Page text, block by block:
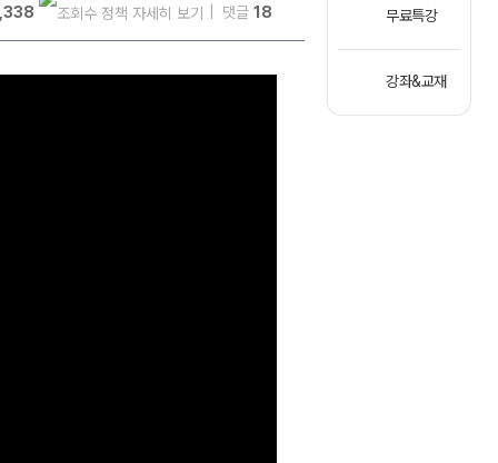
댓글 18 무료특강
강좌&교재